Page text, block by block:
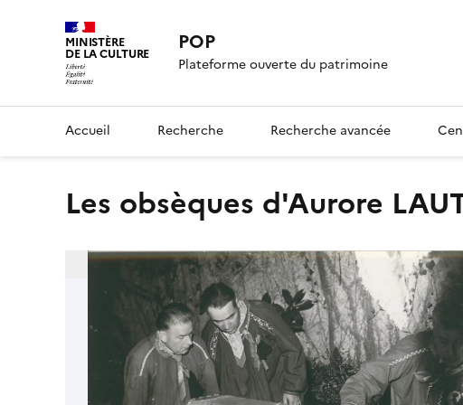
MINISTÈRE
DE LA CULTURE POP
Plateforme ouverte du patrimoine
Accueil Recherche Recherche avancée
Les obsèques d'Aurore